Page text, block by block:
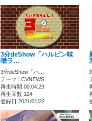
3分deShow「ハルピン味
噌ラ…
3分deShow「ハ…
テーマ LCVNEWS
再生時間 00:04:23
再生回数 124
登録日 2021/01/22